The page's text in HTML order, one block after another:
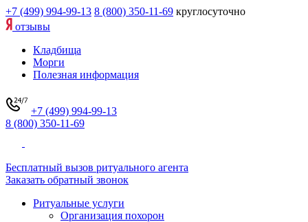
+7 (499) 994-99-13 8 (800) 350-11-69 круглосуточно
отзывы
Кладбища
Морги
Полезная информация
+7 (499) 994-99-13
8 (800) 350-11-69
Бесплатный вызов ритуального агента
Заказать обратный звонок
Ритуальные услуги
Организация похорон